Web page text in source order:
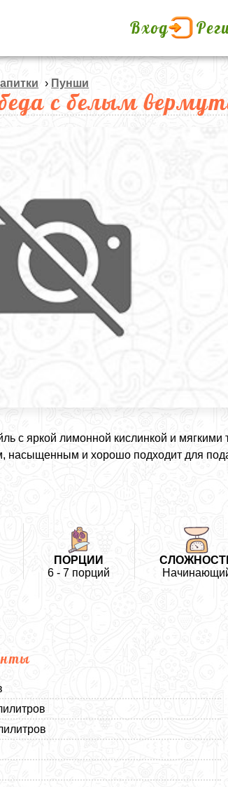
Вход
› Пунши
с белым
с яркой лимонной кислинкой и
насыщенным и хорошо подходит для
ПОРЦИИ
6 - 7 порций